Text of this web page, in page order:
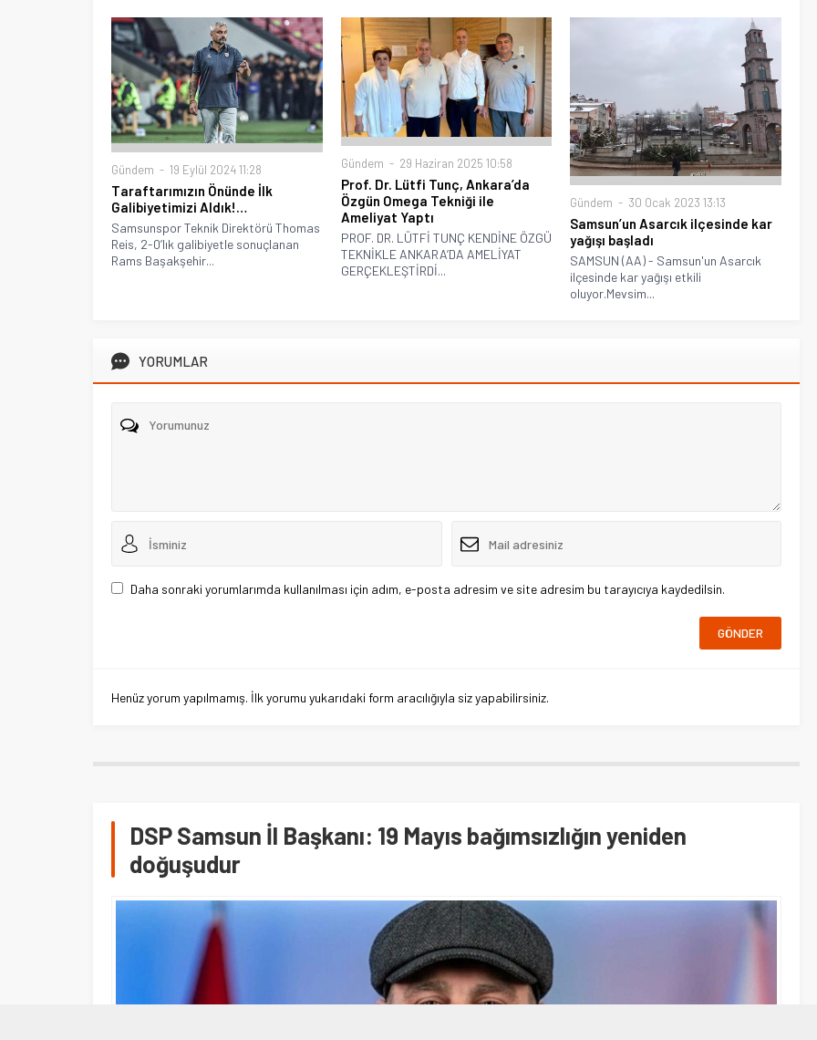
Gündem 19 Eylül 2024 11:28
Taraftarımızın Önünde İlk
Galibiyetimizi Aldık!…
Samsunspor Teknik Direktörü Thomas
Reis, 2-0’lık galibiyetle sonuçlanan
Rams Başakşehir...
Gündem 29 Haziran 2025 10:58
Prof. Dr. Lütfi Tunç, Ankara’da
Özgün Omega Tekniği ile
Ameliyat Yaptı
PROF. DR. LÜTFİ TUNÇ KENDİNE ÖZGÜ
TEKNİKLE ANKARA’DA AMELİYAT
GERÇEKLEŞTİRDİ...
Gündem 30 Ocak 2023 13:13
Samsun’un Asarcık ilçesinde kar
yağışı başladı
SAMSUN (AA) - Samsun'un Asarcık
ilçesinde kar yağışı etkili
oluyor.Mevsim...
YORUMLAR
Daha sonraki yorumlarımda kullanılması için adım, e-posta adresim ve site adresim bu tarayıcıya kaydedilsin.
Henüz yorum yapılmamış. İlk yorumu yukarıdaki form aracılığıyla siz yapabilirsiniz.
DSP Samsun İl Başkanı: 19 Mayıs bağımsızlığın yeniden
doğuşudur